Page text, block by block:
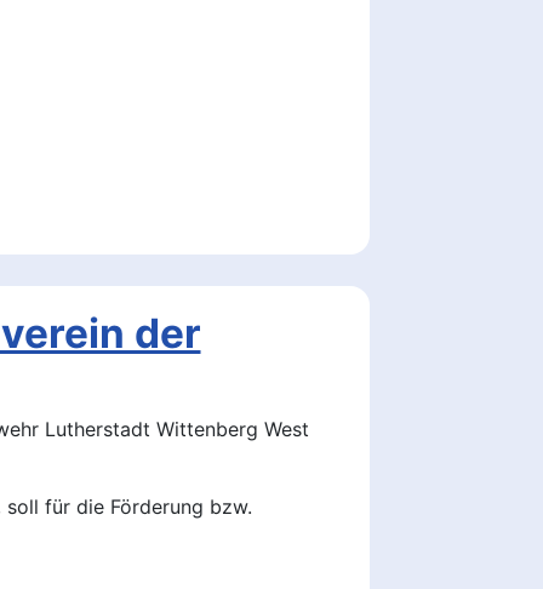
der
Lutherstadt Wittenberg West
für die Förderung bzw.